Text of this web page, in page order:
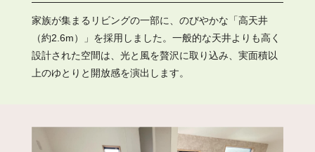
家族が集まるリビングの一部に、のびやかな「高天井
（約2.6m）」を採用しました。一般的な天井よりも高く
設計された空間は、光と風を贅沢に取り込み、実面積以
上のゆとりと開放感を演出します。